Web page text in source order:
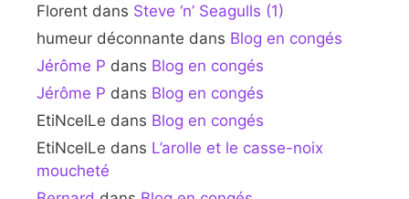
Florent dans Steve ‘n’ Seagulls (1)
humeur déconnante dans Blog en congés
Jérôme P dans Blog en congés
Jérôme P dans Blog en congés
EtiNcelLe dans Blog en congés
EtiNcelLe dans L’arolle et le casse-noix
moucheté